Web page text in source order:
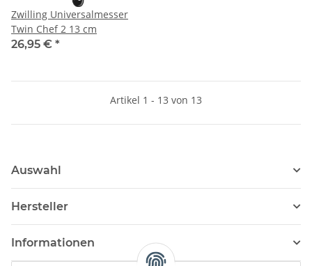
Zwilling Universalmesser
Twin Chef 2 13 cm
26,95 € *
Artikel 1 - 13 von 13
Auswahl
Hersteller
Informationen